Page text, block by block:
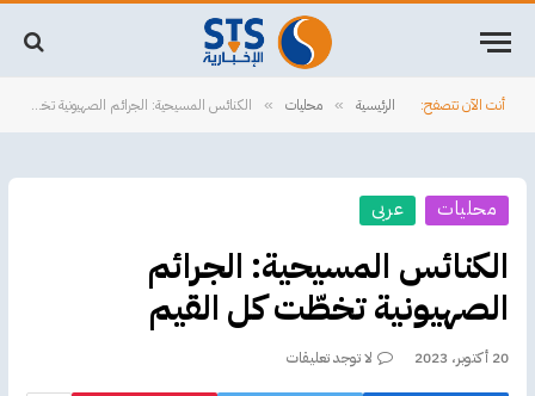
أنت الآن تتصفح: الرئيسية » محليات » الكنائس المسيحية: الجرائم الصهيونية تخطّت كل القيم
محليات عربى
الكنائس المسيحية: الجرائم
الصهيونية تخطّت كل القيم
20 أكتوبر، 2023 لا توجد تعليقات